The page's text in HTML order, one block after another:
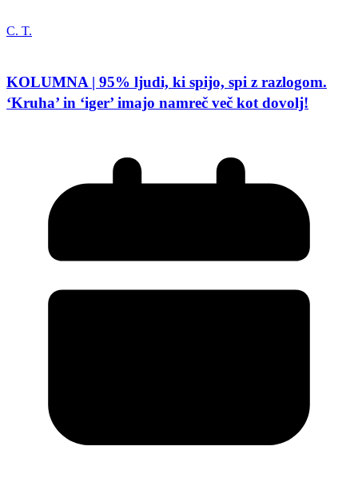
C. T.
KOLUMNA | 95% ljudi, ki spijo, spi z razlogom.
‘Kruha’ in ‘iger’ imajo namreč več kot dovolj!